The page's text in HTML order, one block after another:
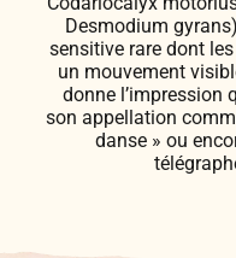
Desmodium
sensitive rare dont
un mouvement
donne l’impression
son appellation
danse » ou